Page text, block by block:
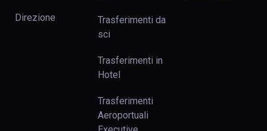
Direzione
Trasferimenti da
sci
Trasferimenti in
Hotel
Trasferimenti
Aeroportuali